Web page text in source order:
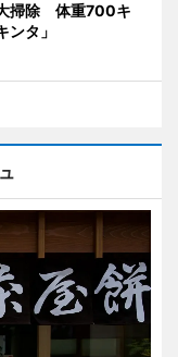
掃除 体重700キ
ンタ」